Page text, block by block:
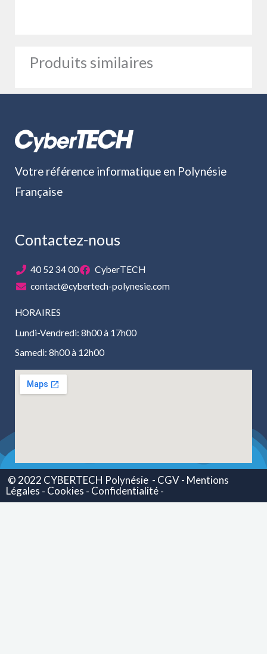
Produits similaires
Votre référence informatique en Polynésie
Française
Contactez-nous
40 52 34 00
CyberTECH
contact@cybertech-polynesie.com
HORAIRES
Lundi-Vendredi: 8h00 à 17h00
Samedi: 8h00 à 12h00
© 2022 CYBERTECH Polynésie - CGV - Mentions
Légales - Cookies - Confidentialité -